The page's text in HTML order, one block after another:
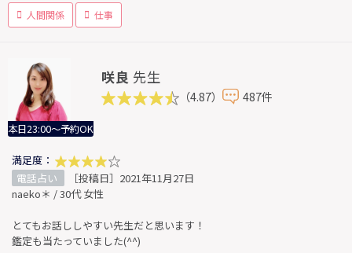
人間関係 仕事
本日23:00～予約OK
咲良 先生
（4.87） 487件
満足度：
電話占い
［投稿日］2021年11月27日
naeko＊ / 30代 女性
とてもお話ししやすい先生だと思います！
鑑定も当たっていました(^^)